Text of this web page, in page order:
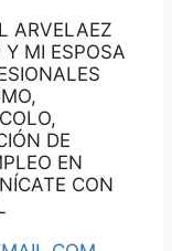
ARVELAEZ
MI ESPOSA
DE
EN
CON